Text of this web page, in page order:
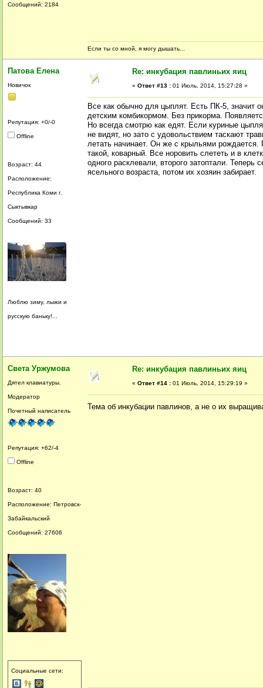
Сообщений: 2184
Если ты со мной, я могу дышать...
Патова Елена
Новичок
Репутация: +0/-0
Offline
Возраст: 44
Расположение:
Республика Коми г.
Сыктывкар
Сообщений: 33
Люблю зиму, лыжи и
русскую баньку!...
Re: инкубация павлиньих яиц
« Ответ #13 : 01 Июль, 2014, 15:27:28 »
Все как обычно для цыплят. Есть ПК-5, значит
детским комбикормом. Без прикорма.
Но всегда смотрю как едят. Если куриные
не видят, но зато с удовольствием таскают
летать начинает. Он же с крыльями
такой, коварный. Все норовить слететь и в
одного расклевали, второго затоптали.
ясельного возраста, потом их хозяин забирает.
Света Уржумова
Дятел клавиатуры.
Модератор
Почетный написатель
Репутация: +62/-4
Offline
Возраст: 40
Расположение: Петровск-
Забайкальский
Сообщений: 27606
Социальные сети:
Re: инкубация павлиньих яиц
« Ответ #14 : 01 Июль, 2014, 15:29:19 »
Тема об инкубации павлинов, а не о их